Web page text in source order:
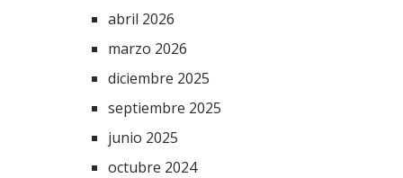
abril 2026
marzo 2026
diciembre 2025
septiembre 2025
junio 2025
octubre 2024